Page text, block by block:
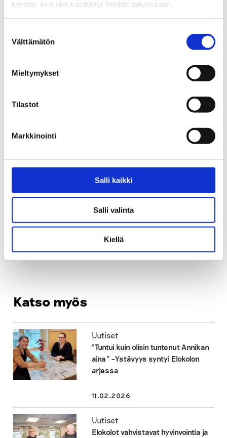
kerätty, kun olet käyttänyt heidän palvelujaan.
valinta
Välttämätön
Mieltymykset
Tilastot
Markkinointi
Salli kaikki
Salli valinta
Kiellä
Lahjoita aamupuurot Elokolossa
Jaa:
Katso myös
Uutiset
“Tuntui kuin olisin tuntenut Annikan
aina” –Ystävyys syntyi Elokolon
arjessa
11.02.2026
Uutiset
Elokolot vahvistavat hyvinvointia ja